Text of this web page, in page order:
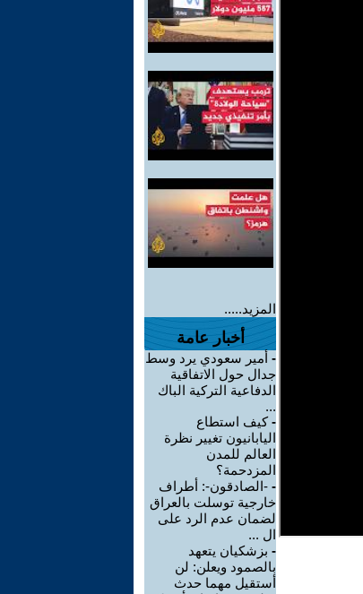
المزيد.....
أخبار عامة
- أمير سعودي يرد وسط
جدال حول الاتفاقية
الدفاعية التركية الباك
...
-كيف استطاع
اليابانيون تغيير نظرة
العالم للمدن
المزدحمة؟
- -الصادقون-: أطراف
خارجية توسلت بالعراق
لضمان عدم الرد على
ال ...
- بزشكيان يتعهد
بالصمود ويعلن: لن
أستقيل مهما حدث